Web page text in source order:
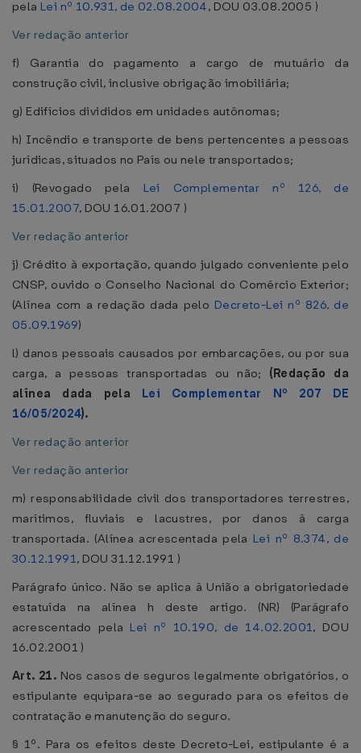
pela Lei nº 10.931, de 02.08.2004, DOU 03.08.2005 )
Ver redação anterior
f) Garantia do pagamento a cargo de mutuário da
construção civil, inclusive obrigação imobiliária;
g) Edifícios divididos em unidades autônomas;
h) Incêndio e transporte de bens pertencentes a pessoas
jurídicas, situados no País ou nele transportados;
i) (Revogado pela Lei Complementar nº 126, de
15.01.2007, DOU 16.01.2007 )
Ver redação anterior
j) Crédito à exportação, quando julgado conveniente pelo
CNSP, ouvido o Conselho Nacional do Comércio Exterior;
(Alínea com a redação dada pelo Decreto-Lei nº 826, de
05.09.1969)
l) danos pessoais causados por embarcações, ou por sua
carga, a pessoas transportadas ou não; (Redação da
alínea dada pela Lei Complementar Nº 207 DE
16/05/2024).
Ver redação anterior
Ver redação anterior
m) responsabilidade civil dos transportadores terrestres,
marítimos, fluviais e lacustres, por danos à carga
transportada. (Alínea acrescentada pela Lei nº 8.374, de
30.12.1991, DOU 31.12.1991 )
Parágrafo único. Não se aplica à União a obrigatoriedade
estatuída na alínea h deste artigo. (NR) (Parágrafo
acrescentado pela Lei nº 10.190, de 14.02.2001, DOU
16.02.2001 )
Art. 21. Nos casos de seguros legalmente obrigatórios, o
estipulante equipara-se ao segurado para os efeitos de
contratação e manutenção do seguro.
§ 1º. Para os efeitos deste Decreto-Lei, estipulante é a